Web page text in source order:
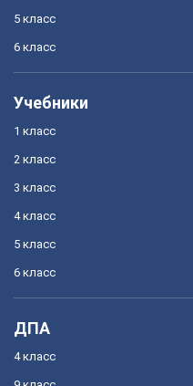
5 класс
6 класс
Учебники
1 класс
2 класс
3 класс
4 класс
5 класс
6 класс
ДПА
4 класс